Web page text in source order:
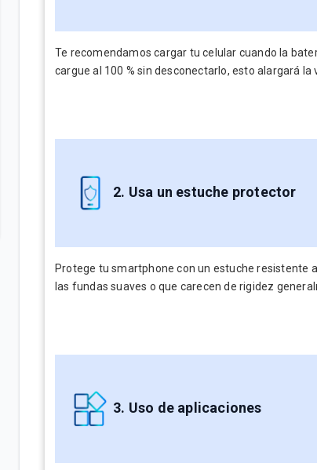
Te recomendamos cargar tu celular cuando la
cargue al 100 % sin desconectarlo, esto alargará la
2. Usa un estuche protector
Protege tu smartphone con un estuche resistente
las fundas suaves o que carecen de rigidez
3. Uso de aplicaciones